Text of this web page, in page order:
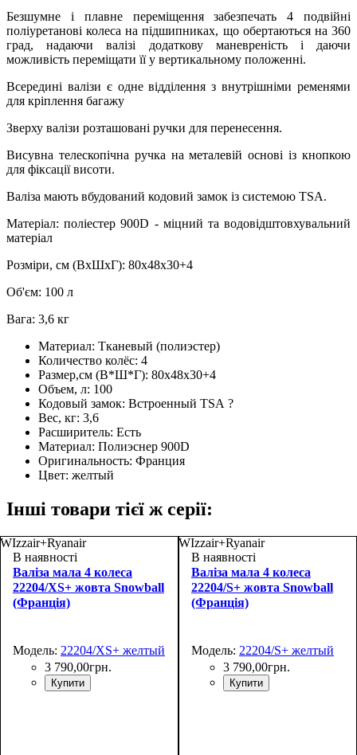
Безшумне і плавне переміщення забезпечать 4 подвійні
поліуретанові колеса на підшипниках, що обертаються на 360
град, надаючи валізі додаткову маневреність і даючи
можливість переміщати її у вертикальному положенні.
Всередині валізи є одне відділення з внутрішніми ременями
для кріплення багажу
Зверху валізи розташовані ручки для перенесення.
Висувна телескопічна ручка на металевій основі із кнопкою
для фіксації висоти.
Валіза мають вбудований кодовий замок із системою TSA.
Матеріал: поліестер 900D - міцний та водовідштовхувальний
матеріал
Розміри, см (ВхШхГ): 80х48х30+4
Об'єм: 100 л
Вага: 3,6 кг
Материал: Тканевый (полиэстер)
Количество колёс: 4
Размер,см (В*Ш*Г): 80х48х30+4
Объем, л: 100
Кодовый замок: Встроенный TSA ?
Вес, кг: 3,6
Расширитель: Есть
Материал: Полиэснер 900D
Оригинальность: Франция
Цвет: желтый
Інші товари тієї ж серії:
WIzzair+Ryanair
В наявності
Валіза мала 4 колеса
22204/XS+ жовта Snowball
(Франція)
Модель: 22204/XS+ желтый
3 790,00грн.
Купити
WIzzair+Ryanair
В наявності
Валіза мала 4 колеса
22204/S+ жовта Snowball
(Франція)
Модель: 22204/S+ желтый
3 790,00грн.
Купити